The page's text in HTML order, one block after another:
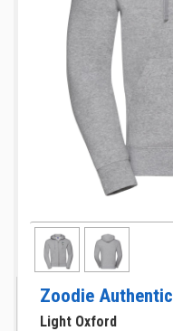
Zoodie Authentic
Light Oxford